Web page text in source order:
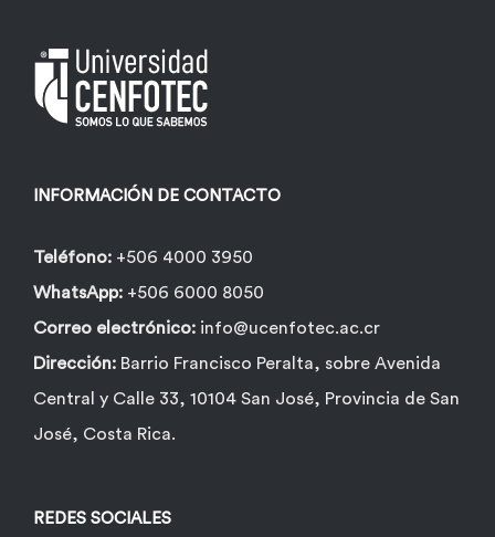
INFORMACIÓN DE CONTACTO
Teléfono: +506 4000 3950
WhatsApp: +506 6000 8050
Correo electrónico: info@ucenfotec.ac.cr
Dirección: Barrio Francisco Peralta, sobre Avenida
Central y Calle 33, 10104 San José, Provincia de San
José, Costa Rica.
REDES SOCIALES